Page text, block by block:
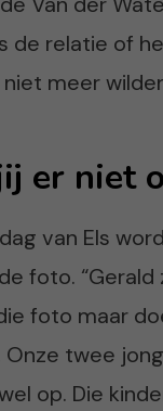
de relatie of
meer
er niet
van Els
foto.
foto maar
twee
op. Die